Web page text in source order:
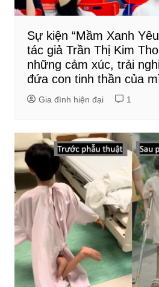
Sự kiện “Mầm Xanh
tác giả Trần Thị Kim
những cảm xúc, trải
đứa con tinh thần của
Gia đình hiện đại 1